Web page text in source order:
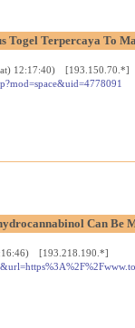
Togel Terpercaya To
12:17:40) [193.150.70.*]
Can Be
[193.218.190.*]